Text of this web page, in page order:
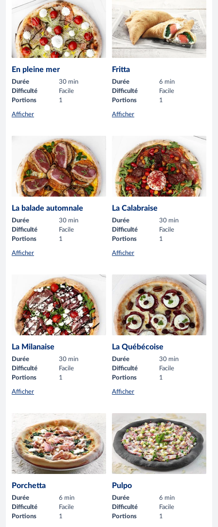
En pleine mer
Durée
30 min
Difficulté
Facile
Portions
1
Afficher
Fritta
Durée
6 min
Difficulté
Facile
Portions
1
Afficher
La balade automnale
Durée
30 min
Difficulté
Facile
Portions
1
Afficher
La Calabraise
Durée
30 min
Difficulté
Facile
Portions
1
Afficher
La Milanaise
Durée
30 min
Difficulté
Facile
Portions
1
Afficher
La Québécoise
Durée
30 min
Difficulté
Facile
Portions
1
Afficher
Porchetta
Durée
6 min
Difficulté
Facile
Portions
1
Pulpo
Durée
6 min
Difficulté
Facile
Portions
1